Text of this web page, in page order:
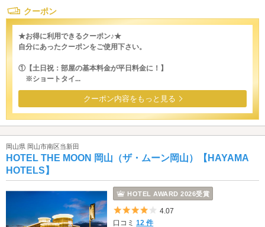
クーポン
★お得に利用できるクーポン♪★
自分にあったクーポンをご使用下さい。
①【土日祝：部屋の基本料金が平日料金に！】
※ショートタイ...
クーポン内容をもっと見る
岡山県 岡山市南区当新田
HOTEL THE MOON 岡山（ザ・ムーン岡山）【HAYAMA
HOTELS】
HOTEL AWARD 2026受賞
5つ星のうち4
4.07
口コミ12 件